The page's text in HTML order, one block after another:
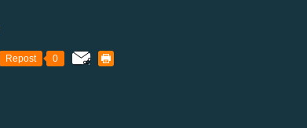
Repost 0